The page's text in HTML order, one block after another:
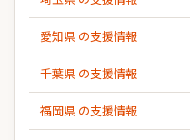
愛知県 の支援情報
千葉県 の支援情報
福岡県 の支援情報